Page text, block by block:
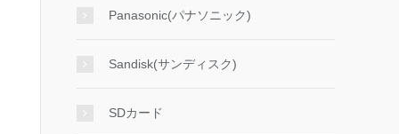
Panasonic(パナソニック)
Sandisk(サンディスク)
SDカード